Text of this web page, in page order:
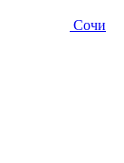
Сочи